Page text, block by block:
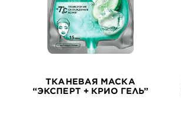
ТКАНЕВАЯ МАСКА
“ЭКСПЕРТ + КРИО ГЕЛЬ”